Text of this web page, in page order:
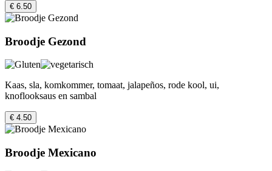
€ 6.50
Broodje Gezond
Kaas, sla, komkommer, tomaat, jalapeños, rode kool, ui,
knoflooksaus en sambal
€ 4.50
Broodje Mexicano